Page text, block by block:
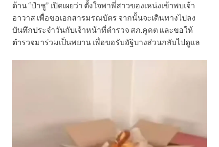
ด้าน “ป๋าชู” เปิดเผยว่า ตั้งใจพาพี่สาวของเหน่งเข้าพบเจ้า
อาวาส เพื่อขอเอกสารมรณบัตร จากนั้นจะเดินทางไปลง
บันทึกประจำวันกับเจ้าหน้าที่ตำรวจ สภ.คูคต และขอให้
ตำรวจมาร่วมเป็นพยาน เพื่อขอรับอัฐิบางส่วนกลับไปดูแล